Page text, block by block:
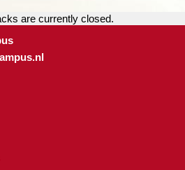
are currently closed.